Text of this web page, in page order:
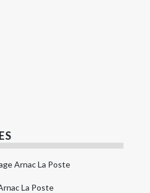
Arnac La Poste
La Poste